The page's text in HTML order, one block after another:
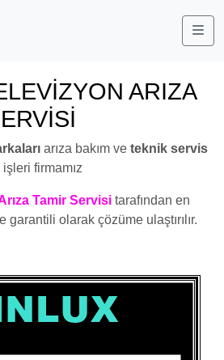
ARIZA
arıza bakım veteknik servis
işleri firmamız
Tamir Servisi tarafından en
garantili olarak çözüme ulaştırılır.